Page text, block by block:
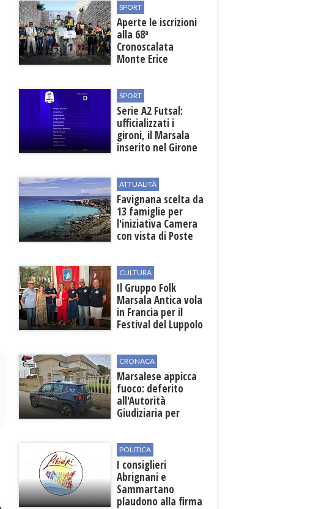
SPORT
Aperte le iscrizioni
alla 68ª
Cronoscalata
Monte Erice
SPORT
Serie A2 Futsal:
ufficializzati i
gironi, il Marsala
inserito nel Girone
ATTUALITÀ
Favignana scelta da
13 famiglie per
l'iniziativa Camera
con vista di Poste
CULTURA
Il Gruppo Folk
Marsala Antica vola
in Francia per il
Festival del Luppolo
CRONACA
Marsalese appicca
fuoco: deferito
all'Autorità
Giudiziaria per
POLITICA
I consiglieri
Abrignani e
Sammartano
plaudono alla firma